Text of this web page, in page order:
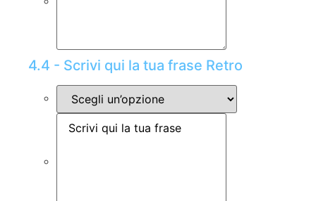
4.4 - Scrivi qui la tua frase Retro